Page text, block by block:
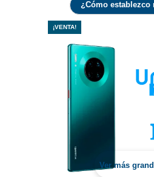
¿Cómo establezco
¡VENTA!
Ver más